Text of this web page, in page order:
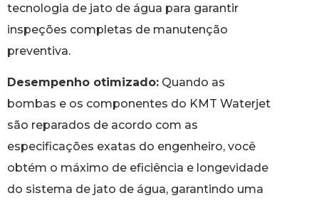
tecnologia de jato de água para garantir
inspeções completas de manutenção
preventiva.
Desempenho otimizado: Quando as
bombas e os componentes do KMT Waterjet
são reparados de acordo com as
especificações exatas do engenheiro, você
obtém o máximo de eficiência e longevidade
do sistema de jato de água, garantindo uma